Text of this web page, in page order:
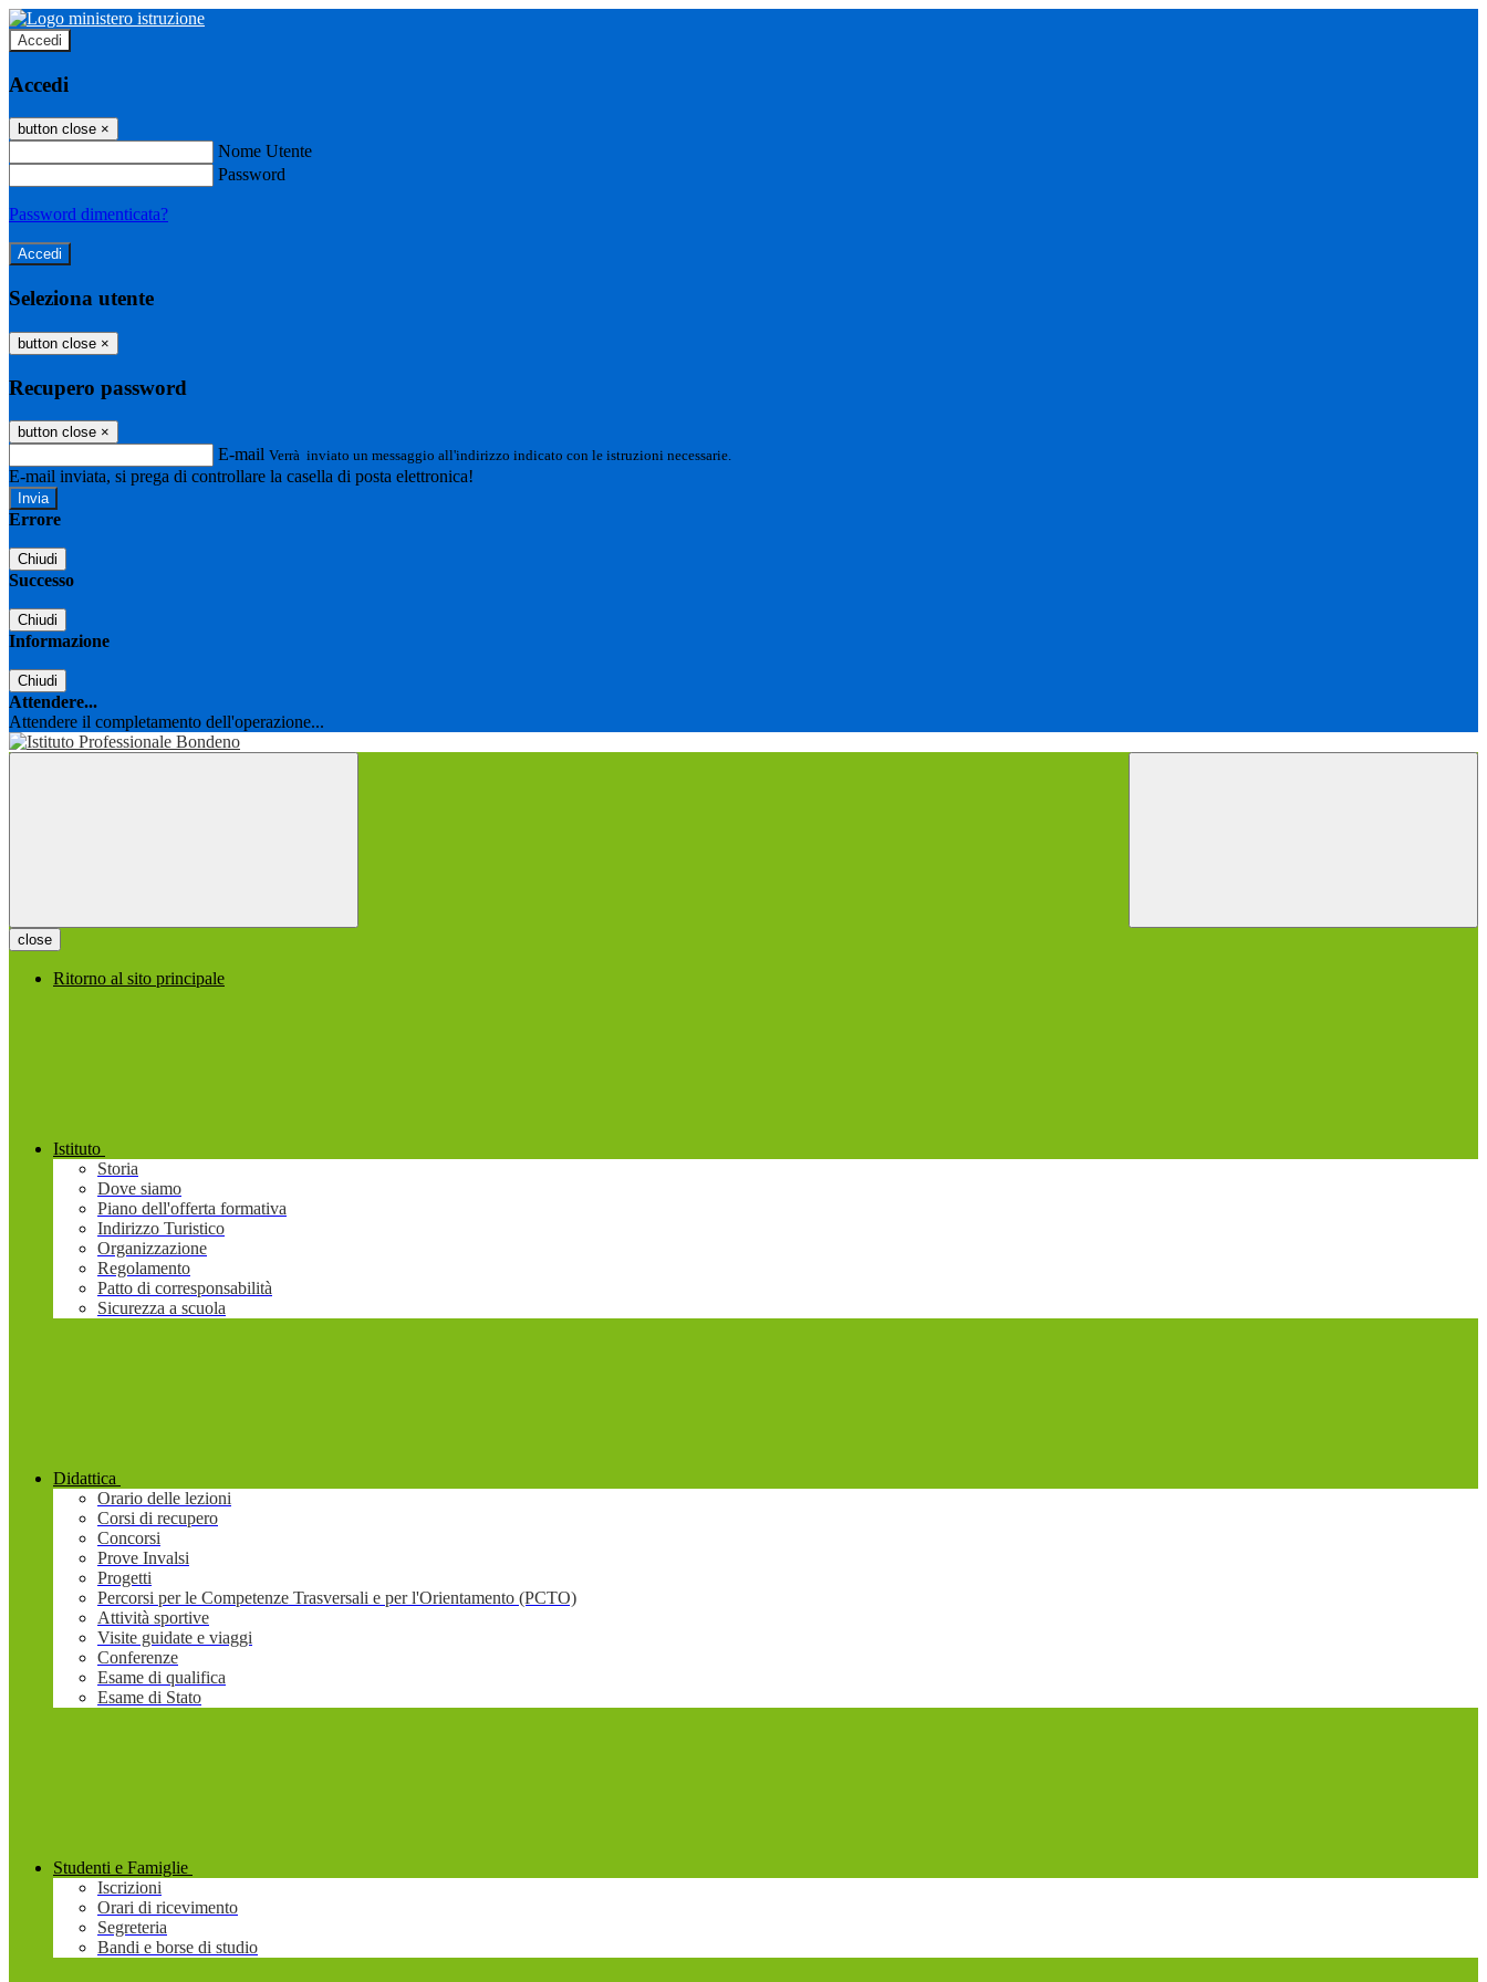
Accedi
Accedi
button close ×
Nome Utente
Password
Password dimenticata?
Seleziona utente
button close ×
Recupero password
button close ×
E-mail Verrà inviato un messaggio all'indirizzo indicato con le istruzioni necessarie.
E-mail inviata, si prega di controllare la casella di posta elettronica!
Errore
Chiudi
Successo
Chiudi
Informazione
Chiudi
Attendere...
Attendere il completamento dell'operazione...
close
Ritorno al sito principale
Istituto
Storia
Dove siamo
Piano dell'offerta formativa
Indirizzo Turistico
Organizzazione
Regolamento
Patto di corresponsabilità
Sicurezza a scuola
Didattica
Orario delle lezioni
Corsi di recupero
Concorsi
Prove Invalsi
Progetti
Percorsi per le Competenze Trasversali e per l'Orientamento (PCTO)
Attività sportive
Visite guidate e viaggi
Conferenze
Esame di qualifica
Esame di Stato
Studenti e Famiglie
Iscrizioni
Orari di ricevimento
Segreteria
Bandi e borse di studio